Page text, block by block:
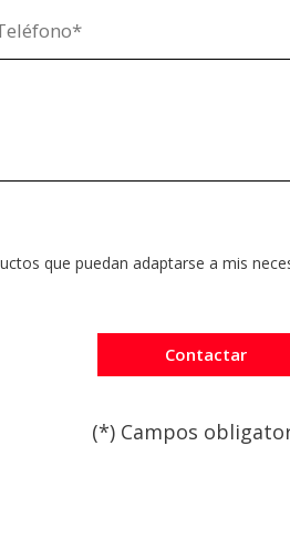
que puedan adaptarse a mis
(*) Campos